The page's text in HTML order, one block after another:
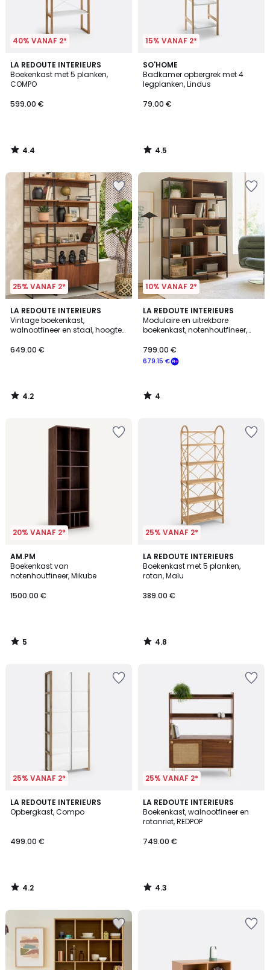
40% VANAF 2*
LA REDOUTE INTERIEURS
Boekenkast met 5 planken,
COMPO
599.00 €
4.4
/ 5
4.4
/
15% VANAF 2*
SO'HOME
Badkamer opbergrek met 4
legplanken, Lindus
79.00 €
4.5
/ 5
4.5
/
25% VANAF 2*
LA REDOUTE INTERIEURS
Vintage boekenkast,
walnootfineer en staal, hoogte
649.00 €
4.2
/ 5
4.2
/
10% VANAF 2*
LA REDOUTE INTERIEURS
Modulaire en uitrekbare
boekenkast, notenhoutfineer,
679.15 €
799.00 €
4
/
5
4
/
20% VANAF 2*
AM.PM
Boekenkast van
notenhoutfineer, Mikube
1500.00 €
5
/
5
5
/
25% VANAF 2*
LA REDOUTE INTERIEURS
Boekenkast met 5 planken,
rotan, Malu
389.00 €
4.8
/ 5
4.8
/
25% VANAF 2*
LA REDOUTE INTERIEURS
Opbergkast, Compo
499.00 €
4.2
/ 5
4.2
/
25% VANAF 2*
LA REDOUTE INTERIEURS
Boekenkast, walnootfineer en
rotanriet, REDPOP
749.00 €
4.3
/ 5
4.3
/